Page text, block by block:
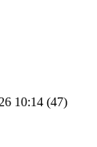
10:14 (47)